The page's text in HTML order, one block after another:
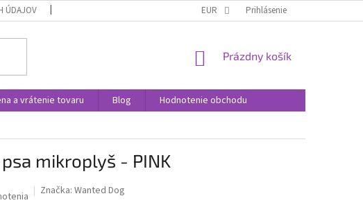
ÚDAJOV SPÔSOBY PLATBY VÝMENA A VRÁTENIE
EUR Prihlásenie
NÁKUPNÝ
Prázdny košík
a vrátenie tovaru Blog
Hodnotenie obchodu
mikroplyš - PINK
Značka: Wanted Dog